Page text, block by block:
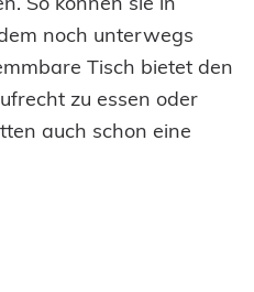
noch unterwegs
Tisch bietet den
zu essen oder
auch schon eine